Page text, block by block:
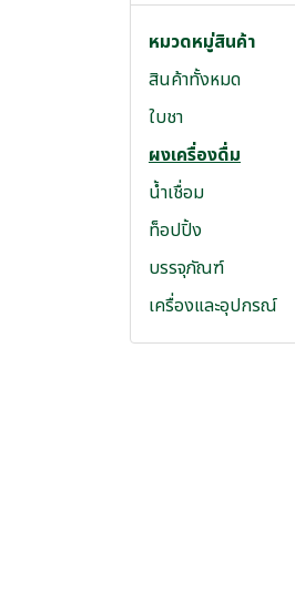
หมวดหมู่สินค้า
สินค้าทั้งหมด
ใบชา
ผงเครื่องดื่ม
น้ำเชื่อม
ท็อปปิ้ง
บรรจุภัณฑ์
เครื่องและอุปกรณ์